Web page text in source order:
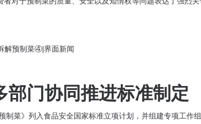
部门协同推进标准制定
制菜》列入食品安全国家标准立项计划，并组建专项工作